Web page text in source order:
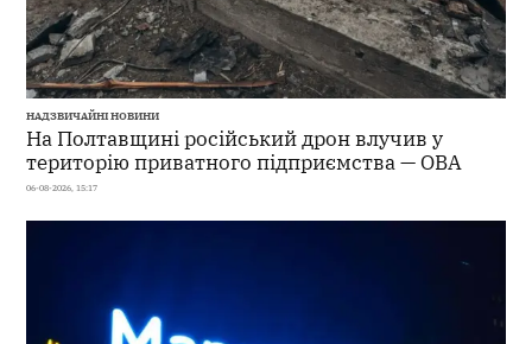
НАДЗВИЧАЙНІ НОВИНИ
На Полтавщині російський дрон влучив у
територію приватного підприємства — ОВА
06-08-2026, 15:17